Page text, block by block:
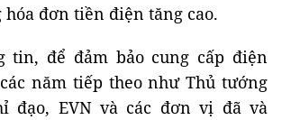
đơn tiền điện tăng cao.
tin, để đảm bảo cung cấp điện
năm tiếp theo như Thủ tướng
đạo, EVN và các đơn vị đã và